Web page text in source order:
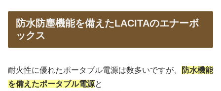
防水防塵機能を備えたLACITAのエナーボ
ックス
耐火性に優れたポータブル電源は数多いですが、
防水機能
を備えたポータブル電源と